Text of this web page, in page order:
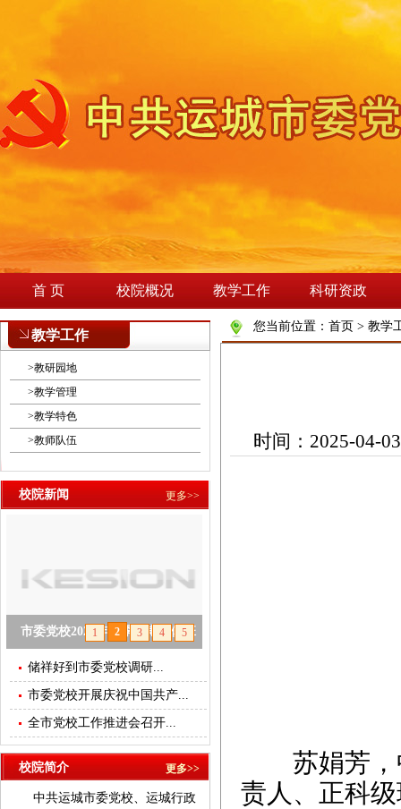
首 页 校院概况 教学工作 科研资政
您当前位置： 首页 > 教学
时间：2025-04-03
苏娟芳，
责人、正科
教学工作
>教研园地
>教学管理
>教学特色
>教师队伍
校院新闻 更多>>
市委党校2025年春季学期主体班
开班
null
1 2 3 4 5
储祥好到市委党校调研...
市委党校开展庆祝中国共产...
全市党校工作推进会召开...
校院简介 更多>>
中共运城市委党校、运城行政